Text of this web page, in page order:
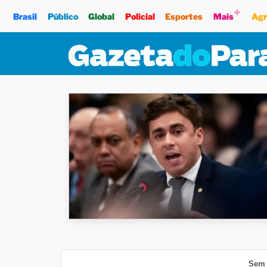
Brasil Público Global Policial Esportes Mais+